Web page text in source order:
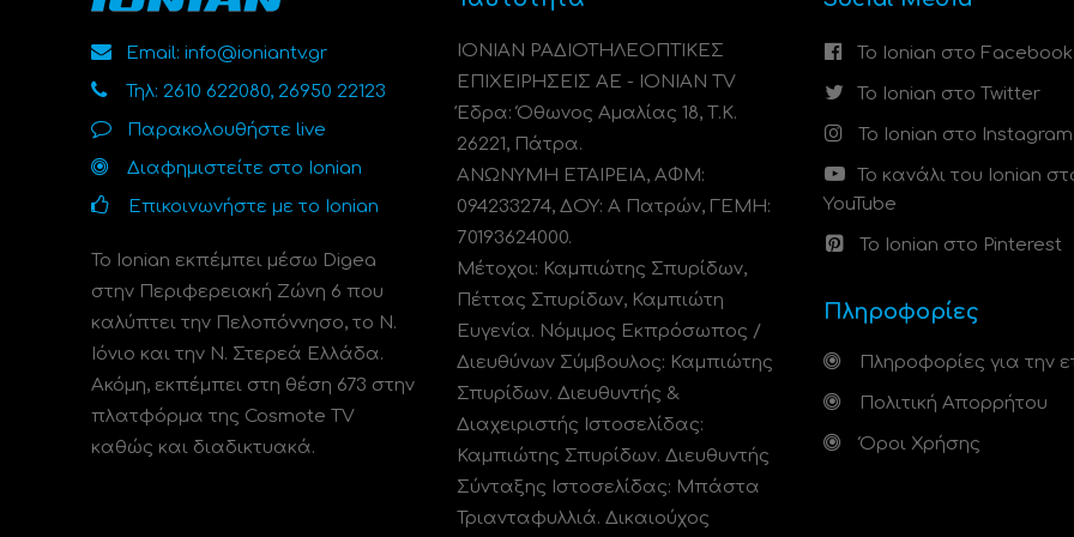
Email: info@ioniantv.gr
Τηλ: 2610 622080, 26950 22123
Παρακολουθήστε live
Διαφημιστείτε στο Ionian
Επικοινωνήστε με το Ionian
Το Ionian εκπέμπει μέσω Digea
στην Περιφερειακή Ζώνη 6 που
καλύπτει την Πελοπόννησο, το N.
Ιόνιο και την Ν. Στερεά Ελλάδα.
Ακόμη, εκπέμπει στη θέση 673 στην
πλατφόρμα της Cosmote TV
καθώς και διαδικτυακά.
ΙΟΝΙΑΝ ΡΑΔΙΟΤΗΛΕΟΠΤΙΚΕΣ
ΕΠΙΧΕΙΡΗΣΕΙΣ ΑΕ - IONIAN TV
Έδρα: Όθωνος Αμαλίας 18, Τ.Κ.
26221, Πάτρα.
ΑΝΩΝΥΜΗ ΕΤΑΙΡΕΙΑ, ΑΦΜ:
094233274, ΔΟΥ: A Πατρών, ΓΕΜΗ:
70193624000.
Μέτοχοι: Καμπιώτης Σπυρίδων,
Πέττας Σπυρίδων, Καμπιώτη
Ευγενία. Νόμιμος Εκπρόσωπος /
Διευθύνων Σύμβουλος: Καμπιώτης
Σπυρίδων. Διευθυντής &
Διαχειριστής Ιστοσελίδας:
Καμπιώτης Σπυρίδων. Διευθυντής
Σύνταξης Ιστοσελίδας: Μπάστα
Τριανταφυλλιά. Δικαιούχος
Το Ionian στο Facebook
Το Ionian στο Twitter
Το Ionian στο Instagram
Το κανάλι του Ionian
YouTube
Το Ionian στο Pinterest
Πληροφορίες
Πληροφορίες για την
Πολιτική Απορρήτου
Όροι Χρήσης